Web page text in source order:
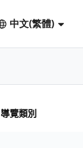
中文(繁體)
導覽類別